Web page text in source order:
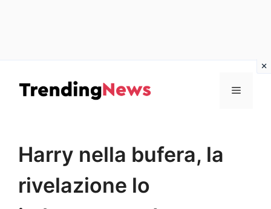
contenuto
Menu
Harry nella bufera, la
rivelazione lo